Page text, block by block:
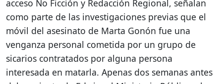
acceso No Ficción y Redacción Regional, señalan
como parte de las investigaciones previas que el
móvil del asesinato de Marta Gonón fue una
venganza personal cometida por un grupo de
sicarios contratados por alguna persona
interesada en matarla. Apenas dos semanas antes